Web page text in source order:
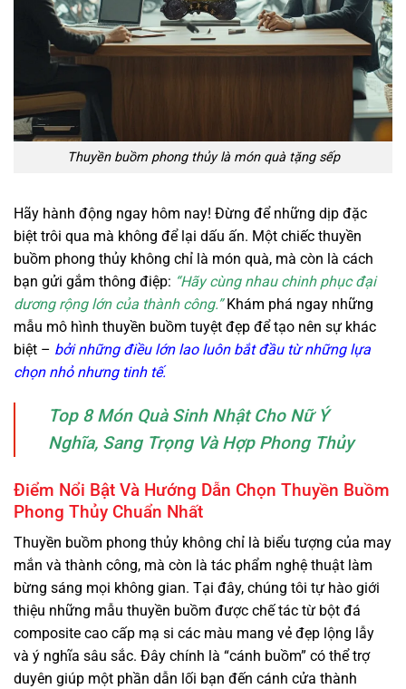
Thuyền buồm phong thủy là món quà tặng sếp
Hãy hành động ngay hôm nay! Đừng để những dịp đặc
biệt trôi qua mà không để lại dấu ấn. Một chiếc thuyền
buồm phong thủy không chỉ là món quà, mà còn là cách
bạn gửi gắm thông điệp: “Hãy cùng nhau chinh phục đại
dương rộng lớn của thành công.”Khám phá ngay những
mẫu mô hình thuyền buồm tuyệt đẹp để tạo nên sự khác
biệt – bởi những điều lớn lao luôn bắt đầu từ những lựa
chọn nhỏ nhưng tinh tế.
Top 8 Món Quà Sinh Nhật Cho Nữ Ý
Nghĩa, Sang Trọng Và Hợp Phong Thủy
Điểm Nổi Bật Và Hướng Dẫn Chọn Thuyền Buồm
Phong Thủy Chuẩn Nhất
Thuyền buồm phong thủy không chỉ là biểu tượng của may
mắn và thành công, mà còn là tác phẩm nghệ thuật làm
bừng sáng mọi không gian. Tại đây, chúng tôi tự hào giới
thiệu những mẫu thuyền buồm được chế tác từ bột đá
composite cao cấp mạ si các màu mang vẻ đẹp lộng lẫy
và ý nghĩa sâu sắc. Đây chính là “cánh buồm” có thể trợ
duyên giúp một phần dẫn lối bạn đến cánh cửa thành